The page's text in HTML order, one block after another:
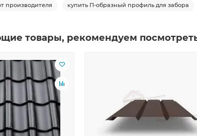
производителя купить П-образный профиль для забора
товары, рекомендуем